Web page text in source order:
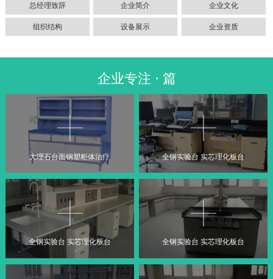
总经理致辞 企业简介 企业文化
组织结构 设备展示 企业资质
企业专注 · 篇
大理石台面钢塑柜体治疗 全钢实验台 实芯理化板台
全钢实验台 实芯理化板台 全钢实验台 实芯理化板台